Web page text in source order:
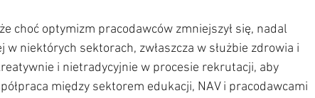
choć optymizm pracodawców zmniejszył się, nadal
w niektórych sektorach, zwłaszcza w służbie zdrowia i
i nietradycyjnie w procesie rekrutacji, aby
między sektorem edukacji, NAV i pracodawcami